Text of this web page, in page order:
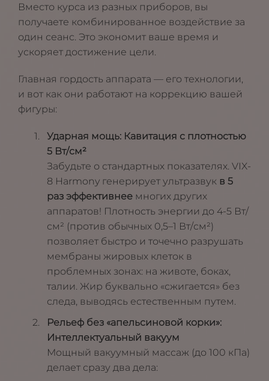
Вместо курса из разных приборов, вы
получаете комбинированное воздействие за
один сеанс. Это экономит ваше время и
ускоряет достижение цели.
Главная гордость аппарата — его технологии,
и вот как они работают на коррекцию вашей
фигуры:
Ударная мощь: Кавитация с плотностью
5 Вт/см²
Забудьте о стандартных показателях. VIX-
8 Harmony генерирует ультразвук в 5
раз эффективнее многих других
аппаратов! Плотность энергии до 4-5 Вт/
см² (против обычных 0,5–1 Вт/см²)
позволяет быстро и точечно разрушать
мембраны жировых клеток в
проблемных зонах: на животе, боках,
талии. Жир буквально «сжигается» без
следа, выводясь естественным путем.
Рельеф без «апельсиновой корки»:
Интеллектуальный вакуум
Мощный вакуумный массаж (до 100 кПа)
делает сразу два дела: